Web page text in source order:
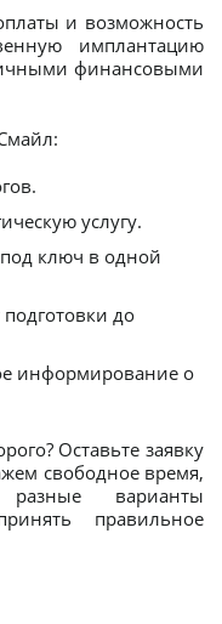
и возможность
имплантацию
финансовыми
услугу.
ключ в одной
до
информирование о
Оставьте заявку
свободное время,
варианты
правильное